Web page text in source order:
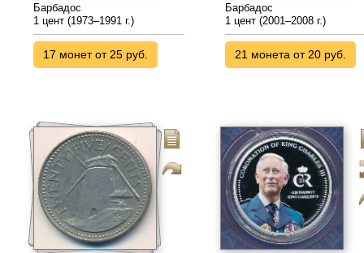
Барбадос
1 цент (1973–1991 г.)
17 монет от 25 руб.
Барбадос
1 цент (2001–2008 г.)
21 монета от 20 руб.